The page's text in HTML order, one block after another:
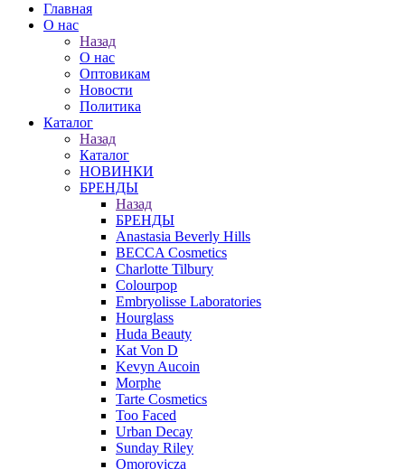
Главная
О нас
Назад
О нас
Оптовикам
Новости
Политика
Каталог
Назад
Каталог
НОВИНКИ
БРЕНДЫ
Назад
БРЕНДЫ
Anastasia Beverly Hills
BECCA Cosmetics
Charlotte Tilbury
Colourpop
Embryolisse Laboratories
Hourglass
Huda Beauty
Kat Von D
Kevyn Aucoin
Morphe
Tarte Cosmetics
Too Faced
Urban Decay
Sunday Riley
Omorovicza